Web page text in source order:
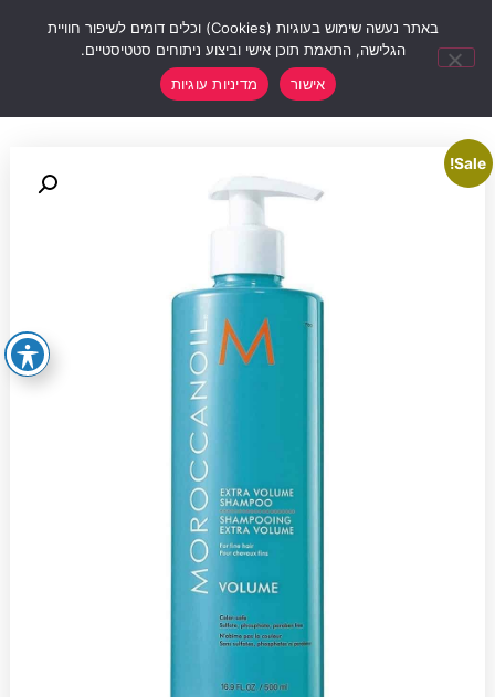
Sale!
באתר נעשה שימוש בעוגיות (Cookies) וכלים דומים לשיפור חוויית
הגלישה, התאמת תוכן אישי וביצוע ניתוחים סטטיסטיים.
אישור
מדיניות עוגיות